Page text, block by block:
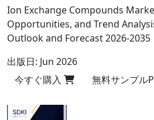
Ion Exchange Compounds
Opportunities, and Trend
Outlook and Forecast 2026-2035
出版日: Jun 2026
今すぐ購入
無料サンプル